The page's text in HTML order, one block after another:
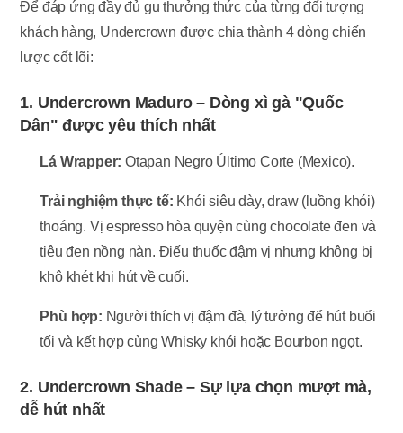
Để đáp ứng đầy đủ gu thưởng thức của từng đối tượng
khách hàng, Undercrown được chia thành 4 dòng chiến
lược cốt lõi:
1. Undercrown Maduro – Dòng xì gà "Quốc
Dân" được yêu thích nhất
Lá Wrapper: Otapan Negro Último Corte (Mexico).
Trải nghiệm thực tế: Khói siêu dày, draw (luồng khói)
thoáng. Vị espresso hòa quyện cùng chocolate đen và
tiêu đen nồng nàn. Điếu thuốc đậm vị nhưng không bị
khô khét khi hút về cuối.
Phù hợp: Người thích vị đậm đà, lý tưởng để hút buổi
tối và kết hợp cùng Whisky khói hoặc Bourbon ngọt.
2. Undercrown Shade – Sự lựa chọn mượt mà,
dễ hút nhất